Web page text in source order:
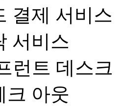
결제 서비스
서비스
런트 데스크
크 아웃